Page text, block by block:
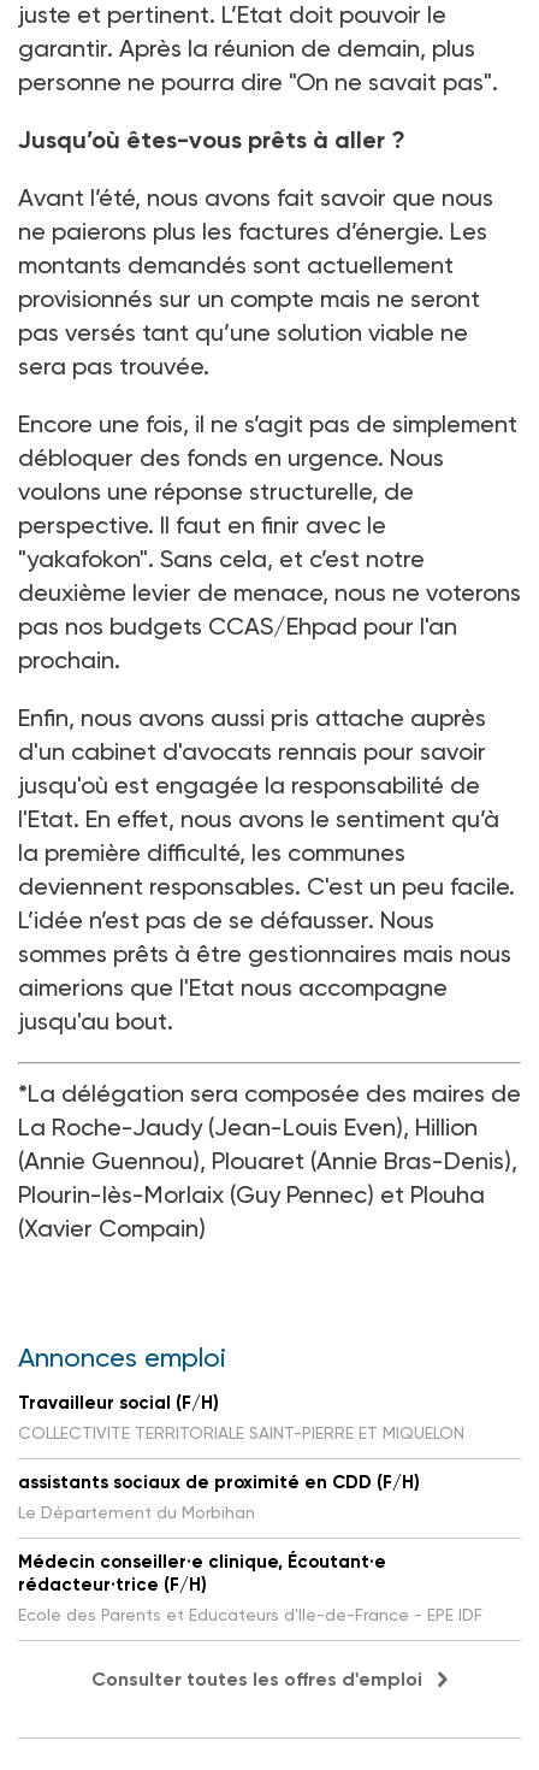
juste et pertinent. L’Etat doit pouvoir le
garantir. Après la réunion de demain, plus
personne ne pourra dire "On ne savait pas".
Jusqu’où êtes-vous prêts à aller ?
Avant l’été, nous avons fait savoir que nous
ne paierons plus les factures d’énergie. Les
montants demandés sont actuellement
provisionnés sur un compte mais ne seront
pas versés tant qu’une solution viable ne
sera pas trouvée.
Encore une fois, il ne s’agit pas de simplement
débloquer des fonds en urgence. Nous
voulons une réponse structurelle, de
perspective. Il faut en finir avec le
"yakafokon". Sans cela, et c’est notre
deuxième levier de menace, nous ne voterons
pas nos budgets CCAS/Ehpad pour l'an
prochain.
Enfin, nous avons aussi pris attache auprès
d'un cabinet d'avocats rennais pour savoir
jusqu'où est engagée la responsabilité de
l'Etat. En effet, nous avons le sentiment qu’à
la première difficulté, les communes
deviennent responsables. C'est un peu facile.
L’idée n’est pas de se défausser. Nous
sommes prêts à être gestionnaires mais nous
aimerions que l'Etat nous accompagne
jusqu'au bout.
*La délégation sera composée des maires de
La Roche-Jaudy (Jean-Louis Even), Hillion
(Annie Guennou), Plouaret (Annie Bras-Denis),
Plourin-lès-Morlaix (Guy Pennec) et Plouha
(Xavier Compain)
Annonces emploi
Travailleur social (F/H)
COLLECTIVITE TERRITORIALE SAINT-PIERRE ET MIQUELON
assistants sociaux de proximité en CDD (F/H)
Le Département du Morbihan
Médecin conseiller·e clinique, Écoutant·e
rédacteur·trice (F/H)
Ecole des Parents et Educateurs d'Ile-de-France - EPE IDF
Consulter toutes les offres d'emploi